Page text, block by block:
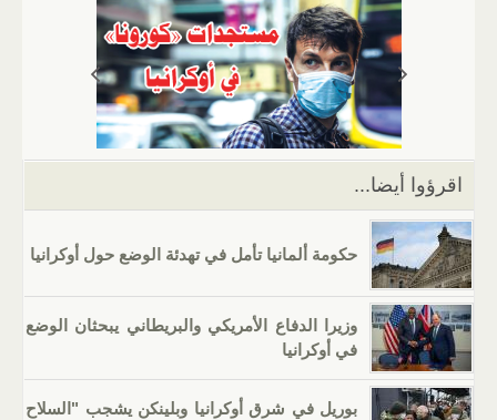
k
er
e
dI
n
g
er
gr
a
m
s
A
p
p
اقرؤوا أيضا...
حكومة ألمانيا تأمل في تهدئة الوضع حول أوكرانيا
وزيرا الدفاع الأمريكي والبريطاني يبحثان الوضع
في أوكرانيا
بوريل في شرق أوكرانيا وبلينكن يشجب "السلاح